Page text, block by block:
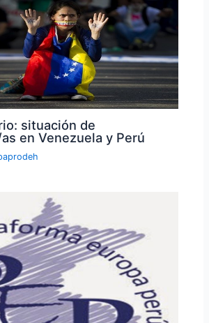
situación de
en Venezuela y Perú